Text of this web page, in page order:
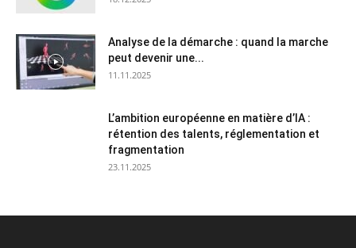
Analyse de la démarche : quand la marche
peut devenir une...
11.11.2025
L’ambition européenne en matière d’IA :
rétention des talents, réglementation et
fragmentation
23.11.2025